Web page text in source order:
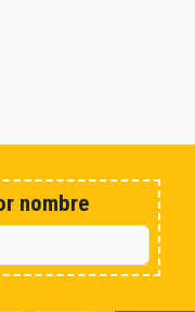
nombre